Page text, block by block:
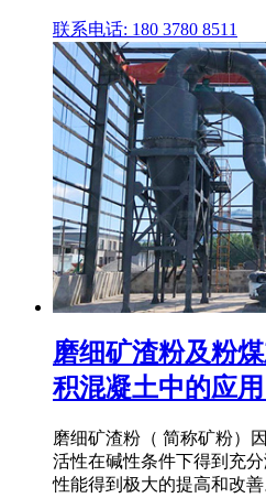
联系电话: 180 3780 8511
磨细矿渣粉及粉
积混凝土中的应
磨细矿渣粉（ 简称矿粉）
活性在碱性条件下得到充
性能得到极大的提高和改